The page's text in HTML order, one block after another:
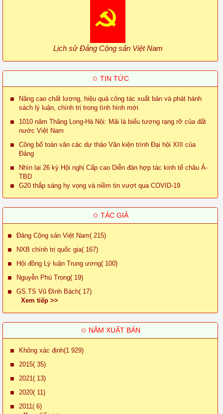
Lịch sử Đảng Cộng sản Việt Nam
✩ TIN TỨC
Nâng cao chất lượng, hiệu quả công tác xuất bản và phát hành
sách lý luận, chính trị trong tình hình mới
1010 năm Thăng Long-Hà Nội: Mãi là biểu tượng rạng rỡ của đất
nước Việt Nam
Công bố toàn văn các dự thảo Văn kiện trình Đại hội XIII của
Đảng
Nhìn lại 26 kỳ Hội nghị Cấp cao Diễn đàn hợp tác kinh tế châu Á-
TBD
G20 thắp sáng hy vọng và niềm tin vượt qua COVID-19
✩ TÁC GIẢ
Đảng Cộng sản Việt Nam( 215)
NXB chính trị quốc gia( 167)
Hội đồng Lý luận Trung ương( 100)
Nguyễn Phú Trọng( 19)
GS.TS Vũ Đình Bách( 17)
Xem tiếp >>
✩ NĂM XUẤT BẢN
Không xác định(1 929)
2015( 35)
2021( 13)
2020( 11)
2011( 6)